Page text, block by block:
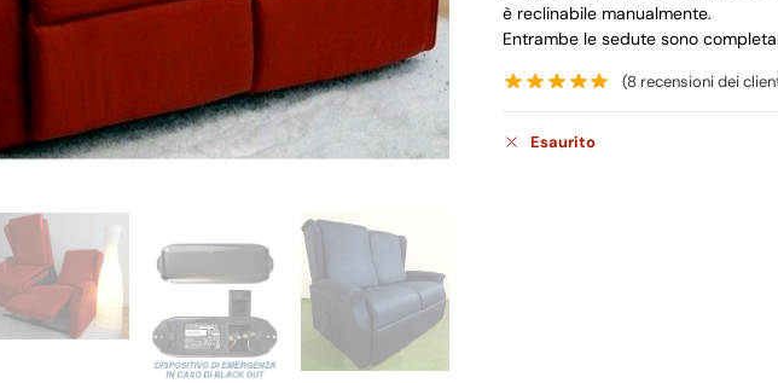
è reclinabile manualmente.
Entrambe le sedute sono
(8 recensioni dei
Esaurito